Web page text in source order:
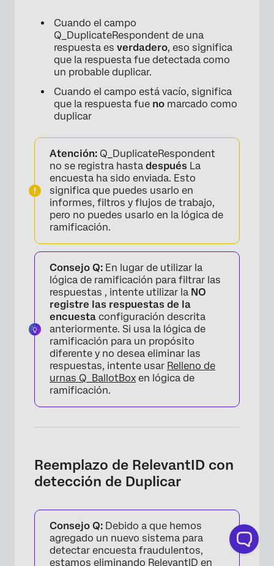
Cuando el campo
Q_DuplicateRespondent de una
respuesta es verdadero, eso significa
que la respuesta fue detectada como
un probable duplicar.
Cuando el campo está vacío, significa
que la respuesta fue no marcado como
duplicar
Atención: Q_DuplicateRespondent
no se registra hasta después La
encuesta ha sido enviada. Esto
significa que puedes usarlo en
informes, filtros y flujos de trabajo,
pero no puedes usarlo en la lógica de
ramificación.
Consejo Q: En lugar de utilizar la
lógica de ramificación para filtrar las
respuestas , intente utilizar la NO
registre las respuestas de la
encuesta configuración descrita
anteriormente. Si usa la lógica de
ramificación para un propósito
diferente y no desea eliminar las
respuestas, intente usar Relleno de
urnas Q_BallotBox en lógica de
ramificación.
Reemplazo de RelevantID con
detección de Duplicar
Consejo Q: Debido a que hemos
agregado un nuevo sistema para
detectar encuesta fraudulentos,
estamos eliminando RelevantID en